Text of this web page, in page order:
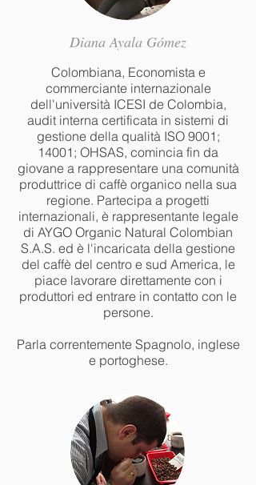
Diana Ayala Gómez
Colombiana, Economista e
commerciante internazionale
dell'università ICESI de Colombia,
audit interna certificata in sistemi di
gestione della qualità ISO 9001;
14001; OHSAS, comincia fin da
giovane a rappresentare una comunità
produttrice di caffè organico nella sua
regione. Partecipa a progetti
internazionali, è rappresentante legale
di AYGO Organic Natural Colombian
S.A.S. ed è l'incaricata della gestione
del caffè del centro e sud America, le
piace lavorare direttamente con i
produttori ed entrare in contatto con le
persone.
Parla correntemente Spagnolo, inglese
e portoghese.